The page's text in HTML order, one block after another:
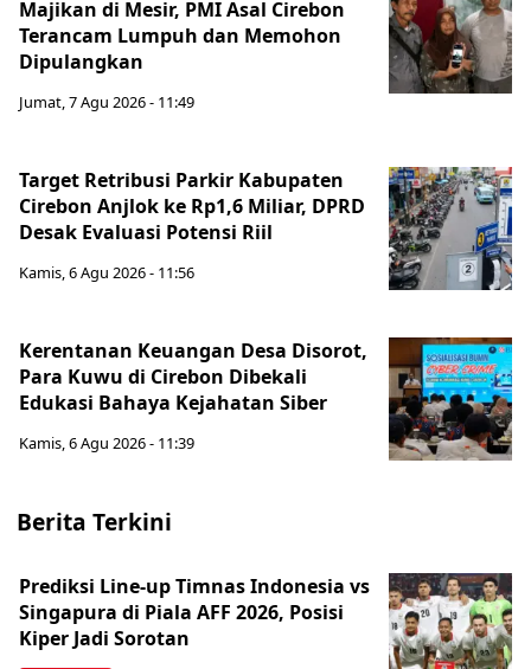
Majikan di Mesir, PMI Asal Cirebon
Terancam Lumpuh dan Memohon
Dipulangkan
Jumat, 7 Agu 2026 - 11:49
Target Retribusi Parkir Kabupaten
Cirebon Anjlok ke Rp1,6 Miliar, DPRD
Desak Evaluasi Potensi Riil
Kamis, 6 Agu 2026 - 11:56
Kerentanan Keuangan Desa Disorot,
Para Kuwu di Cirebon Dibekali
Edukasi Bahaya Kejahatan Siber
Kamis, 6 Agu 2026 - 11:39
Berita Terkini
Prediksi Line-up Timnas Indonesia vs
Singapura di Piala AFF 2026, Posisi
Kiper Jadi Sorotan